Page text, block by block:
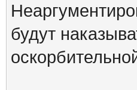
будут